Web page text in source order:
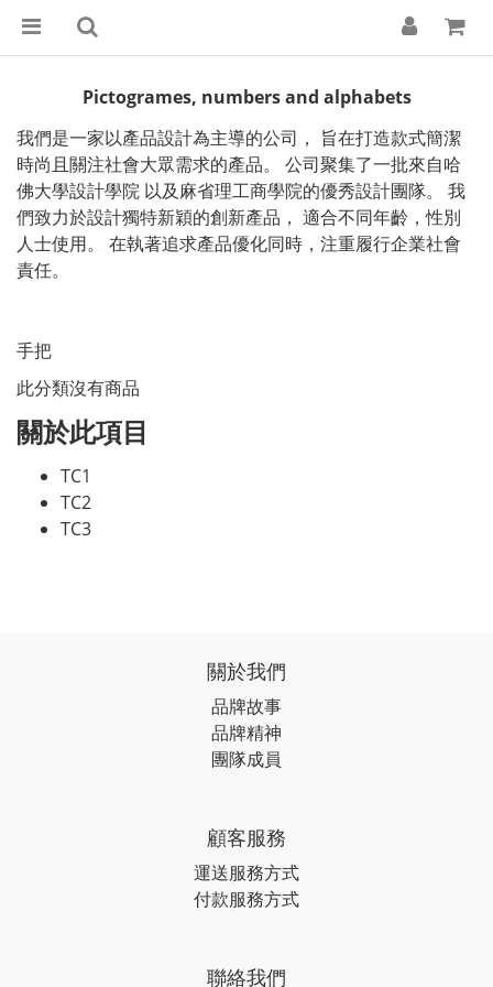
Pictogrames, numbers and alphabets
我們是一家以產品設計為主導的公司， 旨在打造款式簡潔
時尚且關注社會大眾需求的產品。 公司聚集了一批來自哈
佛大學設計學院 以及麻省理工商學院的優秀設計團隊。 我
們致力於設計獨特新穎的創新產品， 適合不同年齡，性別
人士使用。 在執著追求產品優化同時，注重履行企業社會
責任。
手把
此分類沒有商品
關於此項目
TC1
TC2
TC3
關於我們
品牌故事
品牌精神
團隊成員
顧客服務
運送服務方式
付款服務方式
聯絡我們